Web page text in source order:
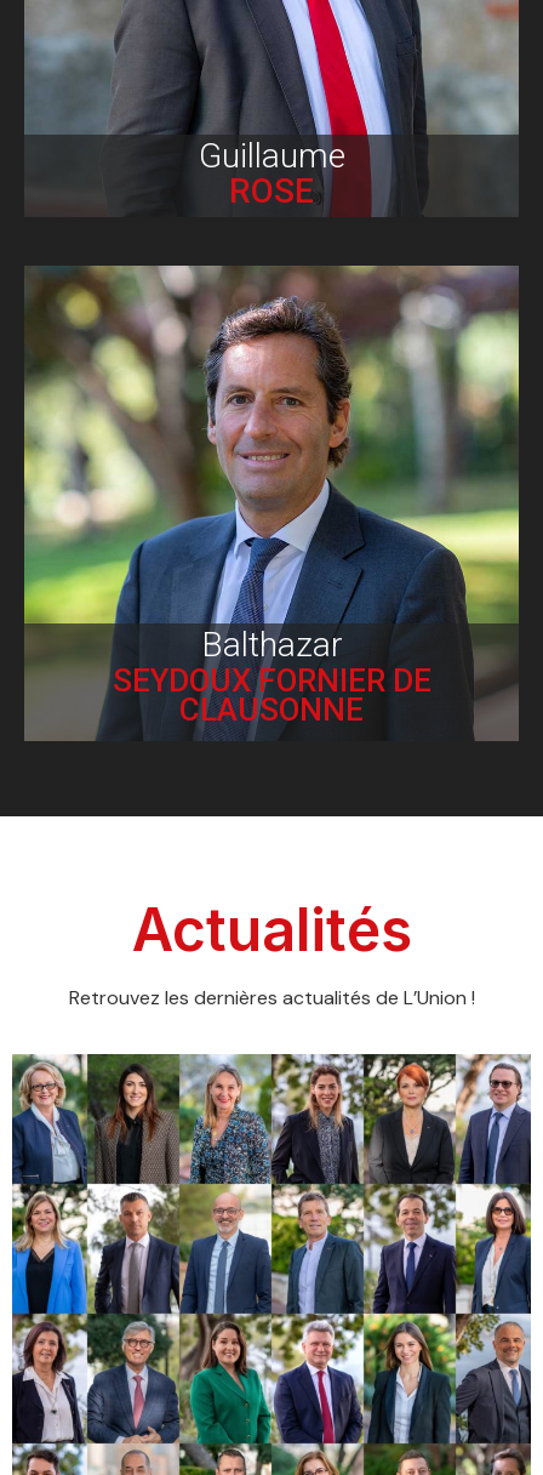
Guillaume
ROSE
Biographie
Balthazar
SEYDOUX FORNIER DE
CLAUSONNE
Actualités
Retrouvez les dernières actualités de L’Union !